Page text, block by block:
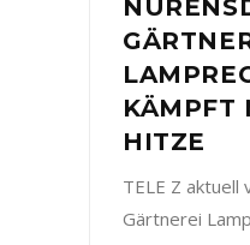
KÄMPFT
HITZE
TELE Z aktuell
Gärtnerei